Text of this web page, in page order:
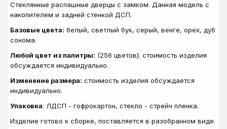
Стеклянные распашные дверцы с замком. Данная модель с
накопителем и задней стенкой ДСП.
Базовые цвета: белый, светлый бук, серый, венге, орех, дуб
сонома.
Любой цвет из палитры: (256 цветов): стоимость изделия
обсуждается индивидуально.
Изменение размера: стоимость изделия обсуждается
индивидуально.
Упаковка: ЛДСП - гофрокартон, стекло - стрейч пленка.
Изделие готово к сборке, поставляется в разобранном виде.